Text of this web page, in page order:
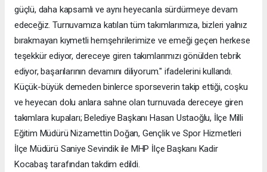
güçlü, daha kapsamlı ve aynı heyecanla sürdürmeye devam
edeceğiz. Turnuvamıza katılan tüm takımlarımıza, bizleri yalnız
bırakmayan kıymetli hemşehrilerimize ve emeği geçen herkese
teşekkür ediyor, dereceye giren takımlarımızı gönülden tebrik
ediyor, başarılarının devamını diliyorum." ifadelerini kullandı.
Küçük-büyük demeden binlerce sporseverin takip ettiği, coşku
ve heyecan dolu anlara sahne olan turnuvada dereceye giren
takımlara kupaları; Belediye Başkanı Hasan Ustaoğlu, İlçe Milli
Eğitim Müdürü Nizamettin Doğan, Gençlik ve Spor Hizmetleri
İlçe Müdürü Saniye Sevindik ile MHP İlçe Başkanı Kadir
Kocabaş tarafından takdim edildi.